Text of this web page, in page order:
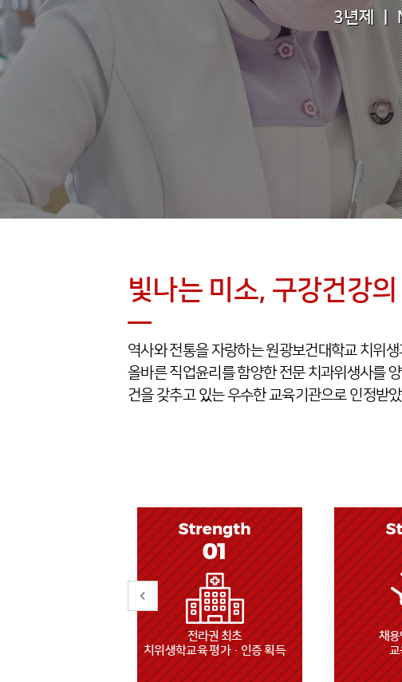
3년제 ㅣ
빛나는 미소, 구강건강
역사와 전통을 자랑하는 원광보건대학교 치위
올바른 직업윤리를 함양한 전문 치과위생사를
건을 갖추고 있는 우수한 교육기관으로 인정받
채용연계형 주문식
교육과정 운영
(바이오헬